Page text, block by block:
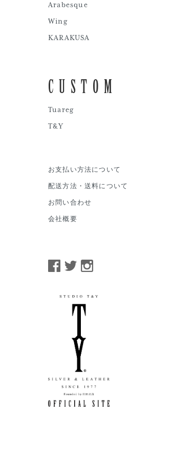
Arabesque
Wing
KARAKUSA
CUSTOM
Tuareg
T&Y
お支払い方法について
配送方法・送料について
お問い合わせ
会社概要